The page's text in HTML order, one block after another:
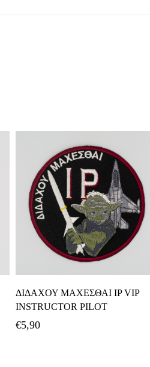
ΔΙΔΑΧΟΥ ΜΑΧΕΣΘΑΙ IP VIP
INSTRUCTOR PILOT
€5,90